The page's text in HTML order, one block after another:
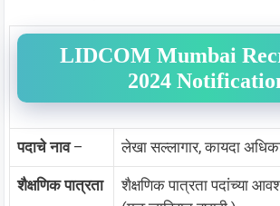
LIDCOM Mumbai
2024
पदाचे नाव– लेखा सल्लागार, कायदा
शैक्षणिक पात्रता
शैक्षणिक पात्रता पदांच्या